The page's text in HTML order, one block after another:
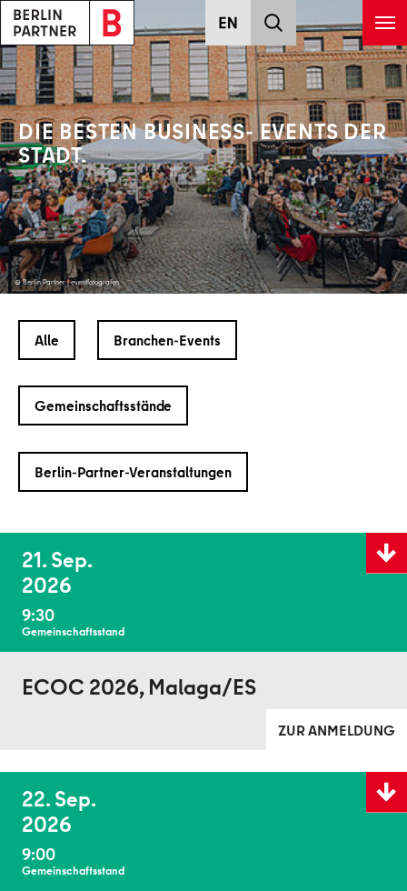
Zum Hauptinhalt springen
DIE BESTEN BUSINESS-EVENTS DER
STADT.
© Berlin Partner | eventfotografen
Alle Branchen-Events
Gemeinschaftsstände
Berlin-Partner-Veranstaltungen
21. Sep.
2026
9:30
Gemeinschaftsstand
ECOC 2026, Malaga/ES
Details
ZUR ANMELDUNG
22. Sep.
2026
9:00
Gemeinschaftsstand
Details